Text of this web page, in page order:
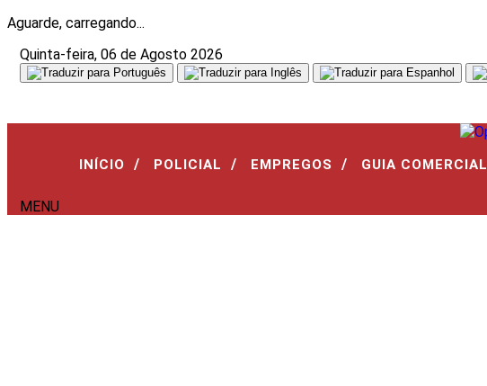
Aguarde, carregando...
Quinta-feira, 06 de Agosto 2026
INÍCIO / POLICIAL / EMPREGOS / GUIA COMERCIAL
MENU